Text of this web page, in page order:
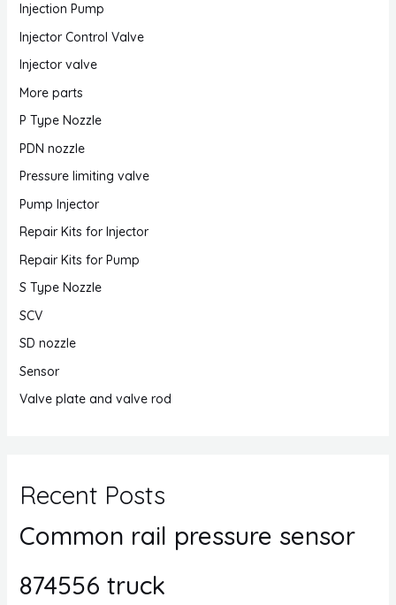
Injection Pump
Injector Control Valve
Injector valve
More parts
P Type Nozzle
PDN nozzle
Pressure limiting valve
Pump Injector
Repair Kits for Injector
Repair Kits for Pump
S Type Nozzle
SCV
SD nozzle
Sensor
Valve plate and valve rod
Recent Posts
Common rail pressure sensor
874556 truck